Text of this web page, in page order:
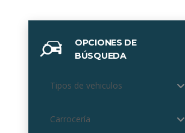
OPCIONES DE
BÚSQUEDA
Tipos de vehiculos
Carrocería